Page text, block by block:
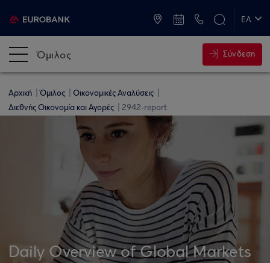
ΕΛ
Όμιλος Σύνδεση
Αρχική Όμιλος
Οικονομικές Αναλύσεις
Διεθνής Οικονομία και Αγορές
2942-report
Daily Overview of Global Markets